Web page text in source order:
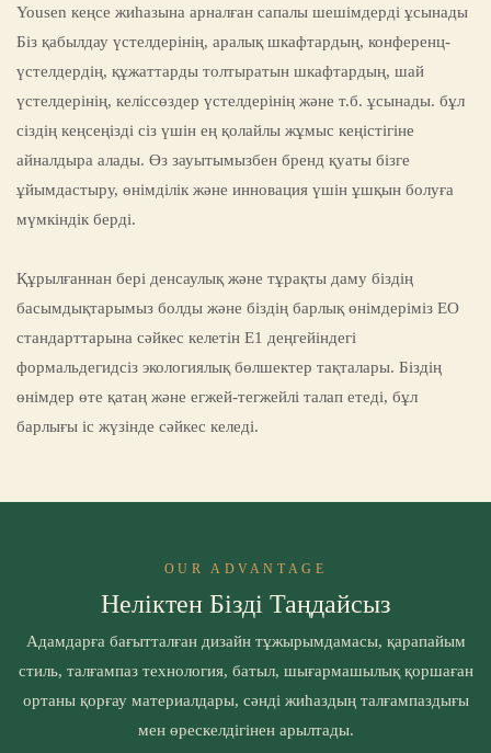
Yousen кеңсе жиһазына арналған сапалы шешімдерді ұсынады
Біз қабылдау үстелдерінің, аралық шкафтардың, конференц-
үстелдердің, құжаттарды толтыратын шкафтардың, шай
үстелдерінің, келіссөздер үстелдерінің және т.б. ұсынады. бұл
сіздің кеңсеңізді сіз үшін ең қолайлы жұмыс кеңістігіне
айналдыра алады. Өз зауытымызбен бренд қуаты бізге
ұйымдастыру, өнімділік және инновация үшін ұшқын болуға
мүмкіндік берді.
Құрылғаннан бері денсаулық және тұрақты даму біздің
басымдықтарымыз болды және біздің барлық өнімдеріміз ЕО
стандарттарына сәйкес келетін E1 деңгейіндегі
формальдегидсіз экологиялық бөлшектер тақталары. Біздің
өнімдер өте қатаң және егжей-тегжейлі талап етеді, бұл
барлығы іс жүзінде сәйкес келеді.
OUR ADVANTAGE
Неліктен Бізді Таңдайсыз
Адамдарға бағытталған дизайн тұжырымдамасы, қарапайым
стиль, талғампаз технология, батыл, шығармашылық қоршаған
ортаны қорғау материалдары, сәнді жиһаздың талғампаздығы
мен өрескелдігінен арылтады.